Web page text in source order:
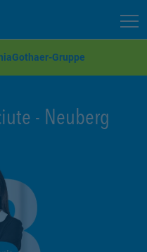
Gruppe
- Neuberg